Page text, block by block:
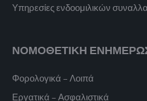
Υπηρεσίες ενδοομιλικών
ΝΟΜΟΘΕΤΙΚΗ
Φορολογικά – Λοιπά
Εργατικά – Ασφαλιστικά